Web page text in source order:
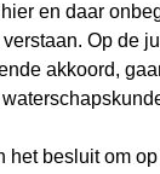
en daar
Op de
akkoord,
het besluit om